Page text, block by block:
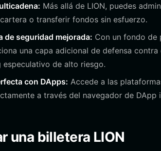
Más allá de LION, puedes
o transferir fondos sin esfuerzo.
de seguridad mejorada: Con un fondo de
una capa adicional de defensa
especulativo de alto riesgo.
con DApps: Accede a las
a través del navegador de
una billetera LION